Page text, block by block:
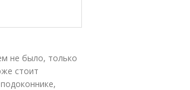
не было, только
стоит